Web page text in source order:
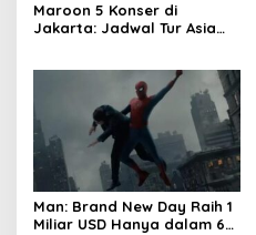
Maroon 5 Konser di
Jakarta: Jadwal Tur Asia
Man: Brand New Day Raih 1
Miliar USD Hanya dalam 6